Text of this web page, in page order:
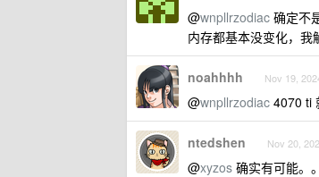
@wnpllrzodiac 确定不
内存都基本没变化，我
noahhhh Nov 19,
@wnpllrzodiac 4070 ti
ntedshen Nov 20,
@xyzos 确实有可能。